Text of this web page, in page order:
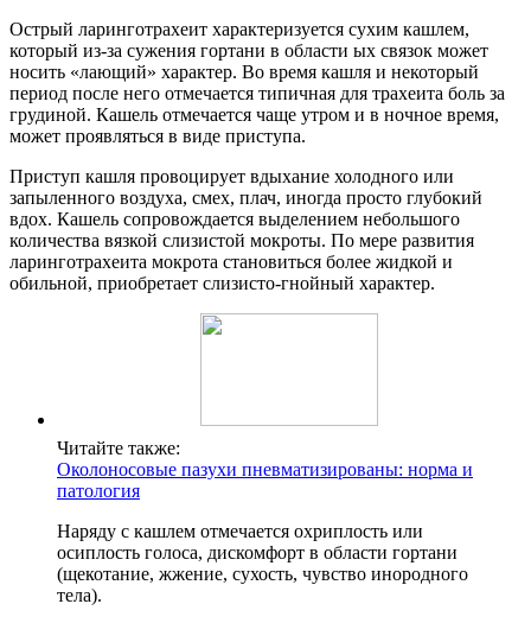
Острый ларинготрахеит характеризуется сухим кашлем,
который из-за сужения гортани в области ых связок может
носить «лающий» характер. Во время кашля и некоторый
период после него отмечается типичная для трахеита боль за
грудиной. Кашель отмечается чаще утром и в ночное время,
может проявляться в виде приступа.
Приступ кашля провоцирует вдыхание холодного или
запыленного воздуха, смех, плач, иногда просто глубокий
вдох. Кашель сопровождается выделением небольшого
количества вязкой слизистой мокроты. По мере развития
ларинготрахеита мокрота становиться более жидкой и
обильной, приобретает слизисто-гнойный характер.
Читайте также:
Околоносовые пазухи пневматизированы: норма и
патология
Наряду с кашлем отмечается охриплость или
осиплость голоса, дискомфорт в области гортани
(щекотание, жжение, сухость, чувство инородного
тела).